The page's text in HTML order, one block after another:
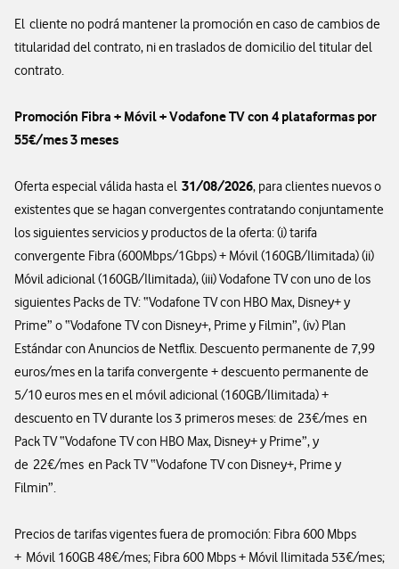
El cliente no podrá mantener la promoción en caso de cambios de
titularidad del contrato, ni en traslados de domicilio del titular del
contrato.
Promoción Fibra + Móvil + Vodafone TV con 4 plataformas por
55€/mes 3 meses
Oferta especial válida hasta el 31/08/2026, para clientes nuevos o
existentes que se hagan convergentes contratando conjuntamente
los siguientes servicios y productos de la oferta: (i) tarifa
convergente Fibra (600Mbps/1Gbps) + Móvil (160GB/Ilimitada) (ii)
Móvil adicional (160GB/Ilimitada), (iii) Vodafone TV con uno de los
siguientes Packs de TV: “Vodafone TV con HBO Max, Disney+ y
Prime” o “Vodafone TV con Disney+, Prime y Filmin”, (iv) Plan
Estándar con Anuncios de Netflix. Descuento permanente de 7,99
euros/mes en la tarifa convergente + descuento permanente de
5/10 euros mes en el móvil adicional (160GB/Ilimitada) +
descuento en TV durante los 3 primeros meses: de 23€/mes en
Pack TV “Vodafone TV con HBO Max, Disney+ y Prime”, y
de 22€/mes en Pack TV “Vodafone TV con Disney+, Prime y
Filmin”.
Precios de tarifas vigentes fuera de promoción: Fibra 600 Mbps
+ Móvil 160GB 48€/mes; Fibra 600 Mbps + Móvil Ilimitada 53€/mes;